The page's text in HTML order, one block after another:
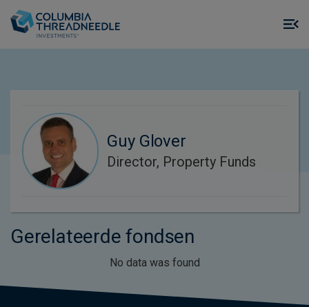
Guy Glover
Director, Property Funds
Gerelateerde fondsen
No data was found